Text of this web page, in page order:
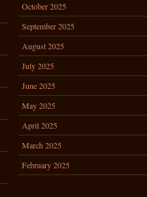
October 2025
September 2025
August 2025
July 2025
June 2025
May 2025
April 2025
March 2025
February 2025